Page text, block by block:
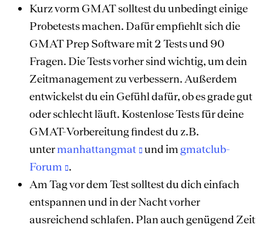
Kurz vorm GMAT solltest du unbedingt einige
Probetests machen. Dafür empfiehlt sich die
GMAT Prep Software mit 2 Tests und 90
Fragen. Die Tests vorher sind wichtig, um dein
Zeitmanagement zu verbessern. Außerdem
entwickelst du ein Gefühl dafür, ob es grade gut
oder schlecht läuft. Kostenlose Tests für deine
GMAT-Vorbereitung findest du z.B.
untermanhattangmat und im gmatclub-
Forum
.
Am Tag vor dem Test solltest du dich einfach
entspannen und in der Nacht vorher
ausreichend schlafen. Plan auch genügend Zeit